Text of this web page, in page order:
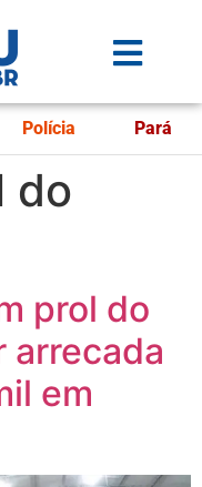
Polícia Pará
do
prol do
arrecada
em